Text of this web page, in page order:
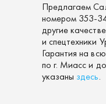
Предлагаем
номером 353-
другие
и спецтехники
Гарантия на
по г. Миасс и
указаны здесь.